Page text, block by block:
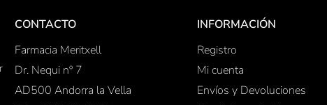
CONTACTO
Farmacia Meritxell
Dr. Nequi nº 7
AD500 Andorra la Vella
INFORMACIÓN
Registro
Mi cuenta
Envíos y Devoluciones